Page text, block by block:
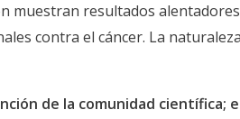
muestran resultados
contra el cáncer. La
de la comunidad científica;